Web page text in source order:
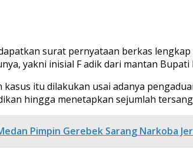
surat pernyataan berkas
yakni inisial F adik dari mantan Bupati
itu dilakukan usai adanya
hingga menetapkan sejumlah
Pimpin Gerebek Sarang Narkoba